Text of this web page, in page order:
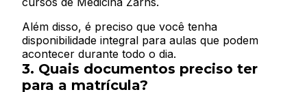
Além disso, é preciso que você tenha
disponibilidade integral para aulas que podem
acontecer durante todo o dia.
3. Quais documentos preciso ter
para a matrícula?